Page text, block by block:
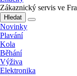
Zákaznický servis ve
Hledat
Novinky
Plavání
Kola
Běhání
Výživa
Elektronika